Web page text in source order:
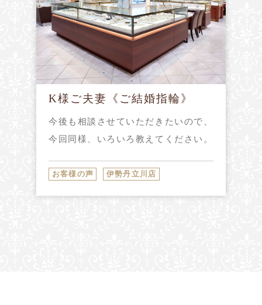
K様ご夫妻《ご結婚指輪》
今後も相談させていただきたいので、
今回同様、いろいろ教えてください。
お客様の声 伊勢丹立川店